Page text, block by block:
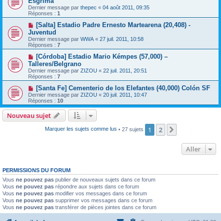
Dernier message par thepec « 04 août 2011, 09:35
Réponses : 1
[Salta] Estadio Padre Ernesto Martearena (20,408) -
Juventud
Dernier message par WWA « 27 juil. 2011, 10:58
Réponses : 7
[Córdoba] Estadio Mario Kémpes (57,000) –
Talleres/Belgrano
Dernier message par ZIZOU « 22 juil. 2011, 20:51
Réponses : 7
[Santa Fe] Cementerio de los Elefantes (40,000) Colón SF
Dernier message par ZIZOU « 20 juil. 2011, 10:47
Réponses : 10
Nouveau sujet
Marquer les sujets comme lus • 27 sujets 1 2
Aller
PERMISSIONS DU FORUM
Vous ne pouvez pas publier de nouveaux sujets dans ce forum
Vous ne pouvez pas répondre aux sujets dans ce forum
Vous ne pouvez pas modifier vos messages dans ce forum
Vous ne pouvez pas supprimer vos messages dans ce forum
Vous ne pouvez pas transférer de pièces jointes dans ce forum